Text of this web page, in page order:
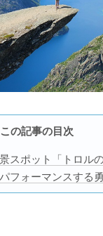
この記事の目次
スポット「トロルの
フォーマンスする